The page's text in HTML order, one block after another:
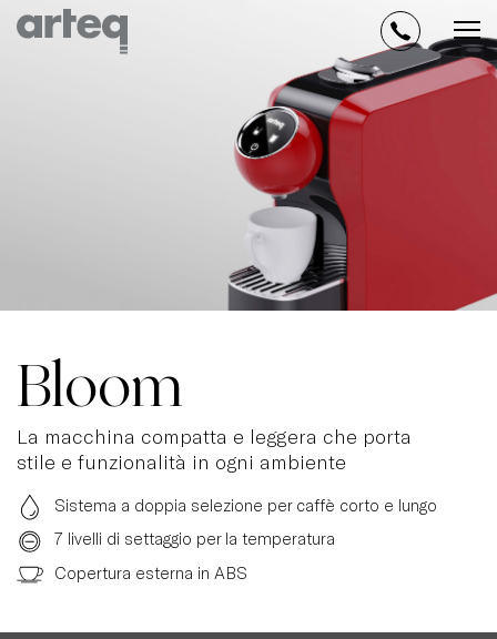
Bloom
La macchina compatta e leggera che porta
stile e funzionalità in ogni ambiente
Sistema a doppia selezione per caffè corto e lungo
7 livelli di settaggio per la temperatura
Copertura esterna in ABS